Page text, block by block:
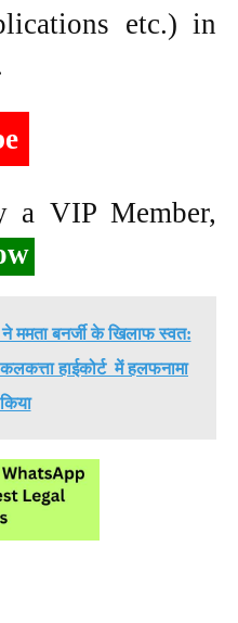
etc.) in
a VIP Member,
ममता बनर्जी के खिलाफ स्वत:
हाईकोर्ट में हलफनामा